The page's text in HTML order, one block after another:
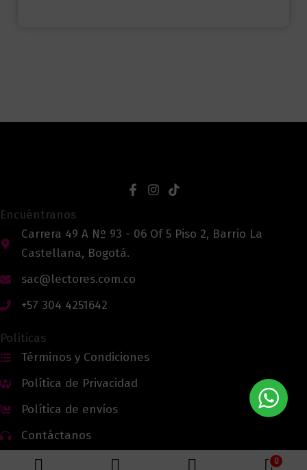
Encuéntranos
Carrera 49 A Nº 93 - 06 Of 5 Piso 2, Barrio La
Castellana, Bogotá.
sac@lectores.com.co
+57 304 4251642
Políticas
Términos y Condiciones
Política de Privacidad
Política de envíos
Contáctanos
0